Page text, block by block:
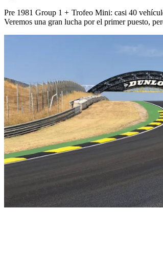
Pre 1981 Group 1 + Trofeo Mini: casi 40
Veremos una gran lucha por el primer puesto,